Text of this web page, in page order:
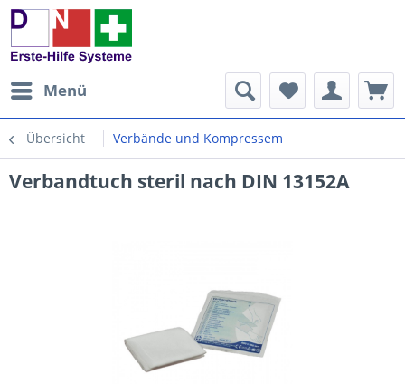
Menü
Übersicht Verbände und Kompressem
Verbandtuch steril nach DIN 13152A